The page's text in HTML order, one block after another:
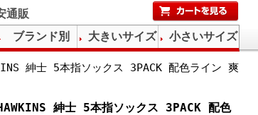
通販
紳士 5本指ソックス 3PACK 配色ライン 爽
紳士 5本指ソックス 3PACK 配色
ブランド別 大きいサイズ 小さいサイズ